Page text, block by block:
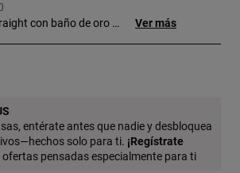
con baño de oro 18
tanzanita y
deslizante. Pieza
de primera ley con
a 23 kt y 3 micras de
garantiza una
de la joya.
Ver más
entérate antes que nadie y desbloquea
solo para ti. ¡Regístrate
ofertas pensadas especialmente para ti